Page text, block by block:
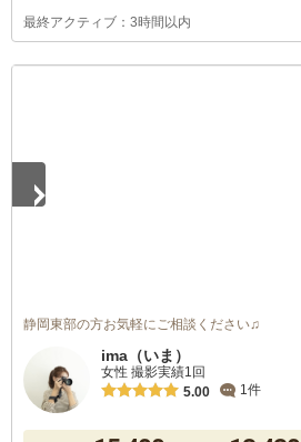
最終アクティブ：3時間以内
静岡東部の方お気軽にご相談ください♫
ima（いま）
女性 撮影実績1回
5.00
1件